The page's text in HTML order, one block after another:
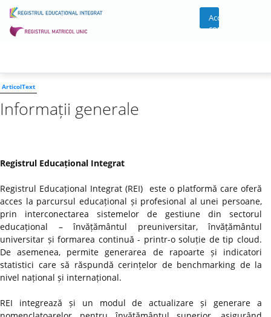
Acces
cont
ArticolText
Informații generale
Registrul Educațional Integrat
Registrul Educațional Integrat (REI) este o platformă care oferă
acces la parcursul educațional și profesional al unei persoane,
prin interconectarea sistemelor de gestiune din sectorul
educațional – învățământul preuniversitar, învățământul
universitar și formarea continuă - printr-o soluție de tip cloud.
De asemenea, permite generarea de rapoarte și indicatori
statistici care să răspundă cerințelor de benchmarking de la
nivel național și internațional.
REI integrează și un modul de actualizare și generare a